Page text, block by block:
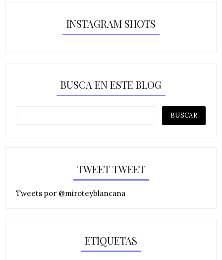
INSTAGRAM SHOTS
BUSCA EN ESTE BLOG
TWEET TWEET
Tweets por @miroteyblancana
ETIQUETAS